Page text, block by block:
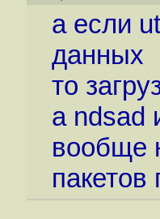
а если
данных
то
а ndsad
вообще
пакетов